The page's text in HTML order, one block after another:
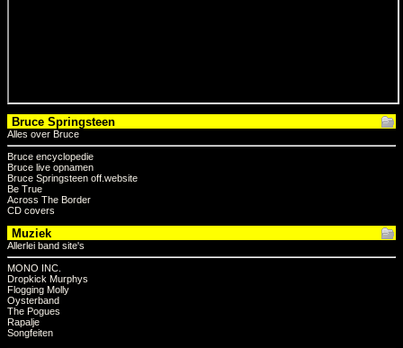
Bruce Springsteen
Alles over Bruce
Bruce encyclopedie
Bruce live opnamen
Bruce Springsteen off.website
Be True
Across The Border
CD covers
Muziek
Allerlei band site's
MONO INC.
Dropkick Murphys
Flogging Molly
Oysterband
The Pogues
Rapalje
Songfeiten